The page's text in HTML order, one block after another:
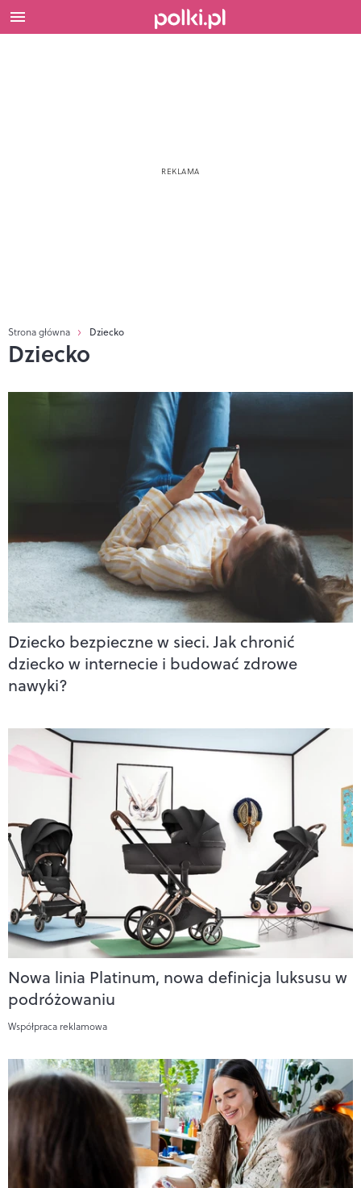
Strona główna Dziecko
Dziecko
Dziecko bezpieczne w sieci. Jak chronić
dziecko w internecie i budować zdrowe
nawyki?
Nowa linia Platinum, nowa definicja luksusu w
podróżowaniu
Współpraca reklamowa